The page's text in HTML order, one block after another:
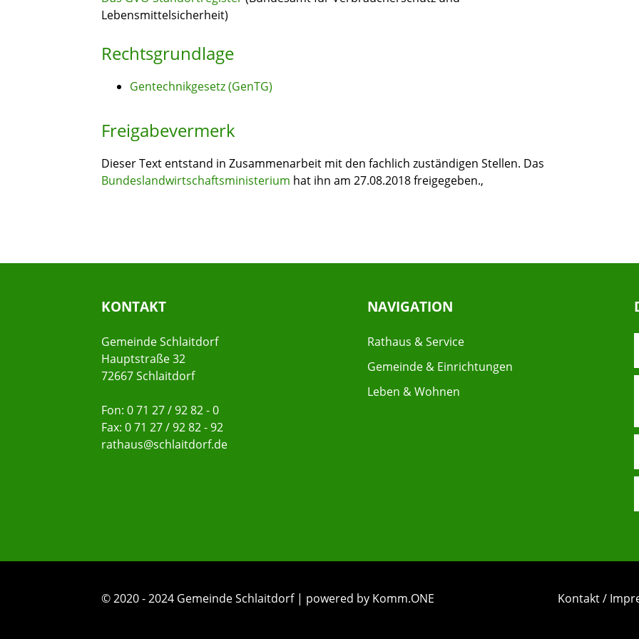
Lebensmittelsicherheit)
Rechtsgrundlage
Gentechnikgesetz (GenTG)
Freigabevermerk
Dieser Text entstand in Zusammenarbeit mit den fachlich zuständigen Stellen. Das
Bundeslandwirtschaftsministerium hat ihn am 27.08.2018 freigegeben.,
KONTAKT
Gemeinde Schlaitdorf
Hauptstraße 32
72667 Schlaitdorf
Fon: 0 71 27 / 92 82 - 0
Fax: 0 71 27 / 92 82 - 92
rathaus@schlaitdorf.de
NAVIGATION
Rathaus & Service
Gemeinde & Einrichtungen
Leben & Wohnen
© 2020 - 2024 Gemeinde Schlaitdorf | powered by Komm.ONE Kontakt /